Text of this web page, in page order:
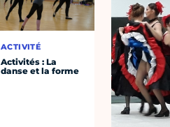
ACTIVITÉ
Activités : La
danse et la forme